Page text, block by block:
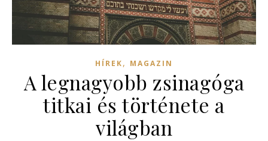
HÍREK, MAGAZIN
A legnagyobb zsinagóga
titkai és története a
világban